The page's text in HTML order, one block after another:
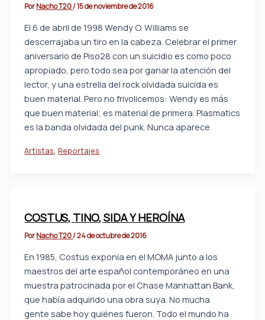
PorNacho T20/15 de noviembre de 2016
El 6 de abril de 1998 Wendy O. Williams se
descerrajaba un tiro en la cabeza. Celebrar el primer
aniversario de Piso28 con un suicidio es como poco
apropiado, pero todo sea por ganar la atención del
lector, y una estrella del rock olvidada suicida es
buen material. Pero no frivolicemos: Wendy es más
que buen material; es material de primera. Plasmatics
es la banda olvidada del punk. Nunca aparece
Artistas, Reportajes
COSTUS, TINO, SIDA Y HEROÍNA
PorNacho T20/24 de octubre de 2016
En 1985, Costus exponía en el MOMA junto a los
maestros del arte español contemporáneo en una
muestra patrocinada por el Chase Manhattan Bank,
que había adquirido una obra suya. No mucha
gente sabe hoy quiénes fueron. Todo el mundo ha